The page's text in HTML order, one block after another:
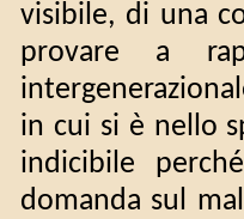
visibile, di una
provare a
in cui si è nello
indicibile
domanda sul